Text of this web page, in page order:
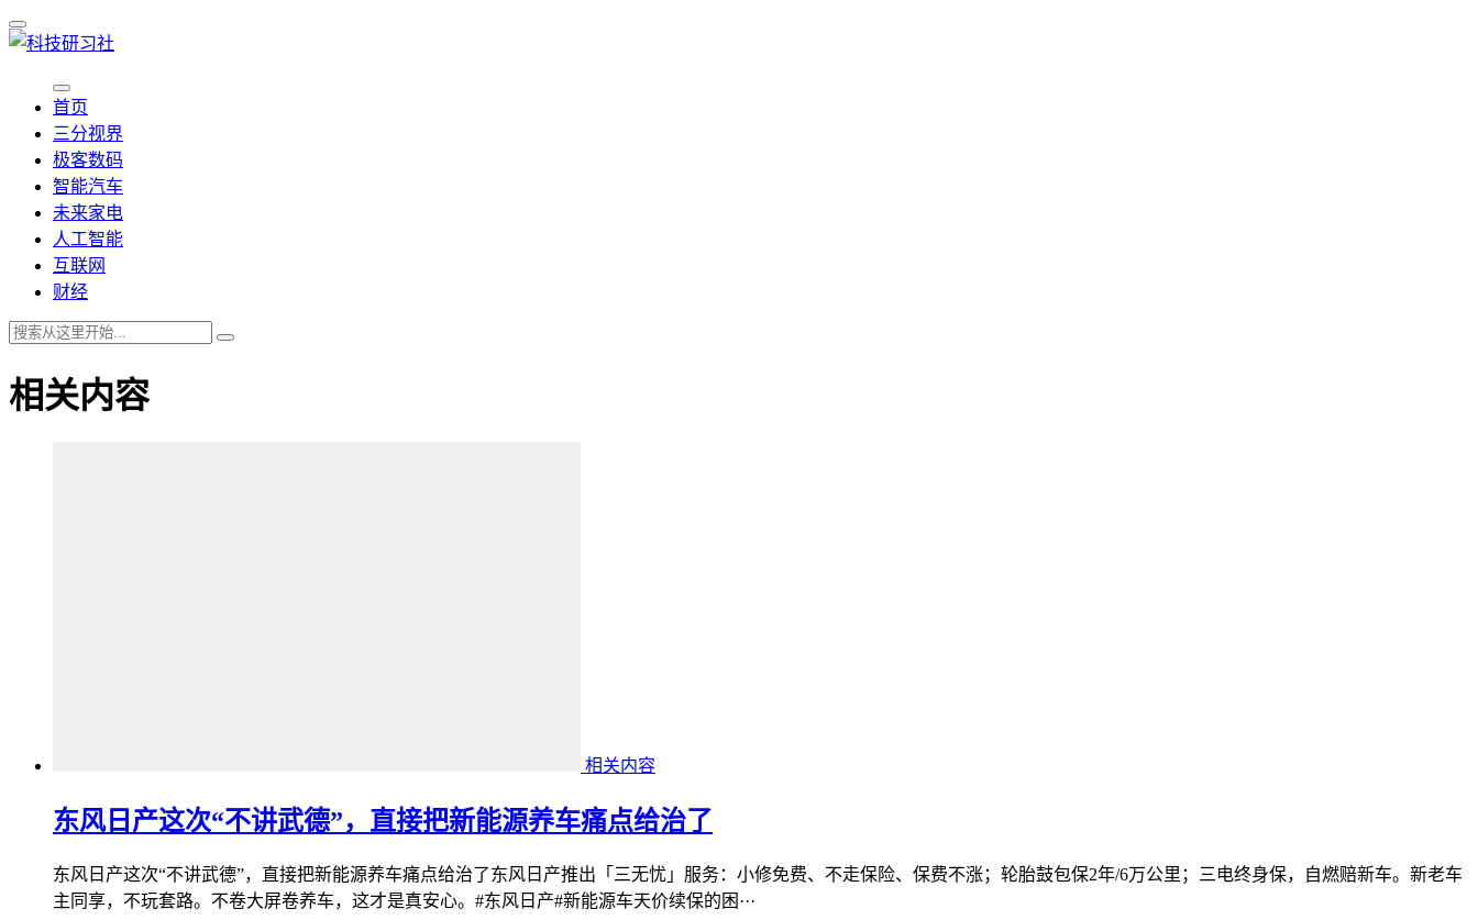
首页
三分视界
极客数码
智能汽车
未来家电
人工智能
互联网
财经
相关内容
相关内容
东风日产这次“不讲武德”，直接把新能源养车痛点给治了
东风日产这次“不讲武德”，直接把新能源养车痛点给治了东风日产推出「三无忧」服务：小修免费、不走保险、保费不涨；轮胎鼓包保2年/6万公里；三电终身保，自燃赔新车。新老车
主同享，不玩套路。不卷大屏卷养车，这才是真安心。#东风日产#新能源车天价续保的困···